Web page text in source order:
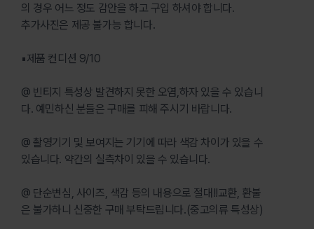
의 경우 어느 정도 감안을 하고 구입 하셔야 합니다.
추가사진은 제공 불가능 합니다.
▪제품 컨디션 9/10
@ 빈티지 특성상 발견하지 못한 오염,하자 있을 수 있습니
다. 예민하신 분들은 구매를 피해 주시기 바랍니다.
@ 촬영기기 및 보여지는 기기에 따라 색감 차이가 있을 수
있습니다. 약간의 실측차이 있을 수 있습니다.
@ 단순변심, 사이즈, 색감 등의 내용으로 절대!!교환, 환불
은 불가하니 신중한 구매 부탁드립니다.(중고의류 특성상)